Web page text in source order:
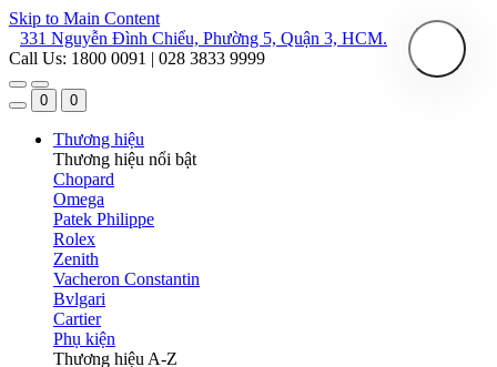
Skip to Main Content
331 Nguyễn Đình Chiểu, Phường 5, Quận 3, HCM.
Call Us: 1800 0091 | 028 3833 9999
0 0
Thương hiệu
Thương hiệu nổi bật
Chopard
Omega
Patek Philippe
Rolex
Zenith
Vacheron Constantin
Bvlgari
Cartier
Phụ kiện
Thương hiệu A-Z